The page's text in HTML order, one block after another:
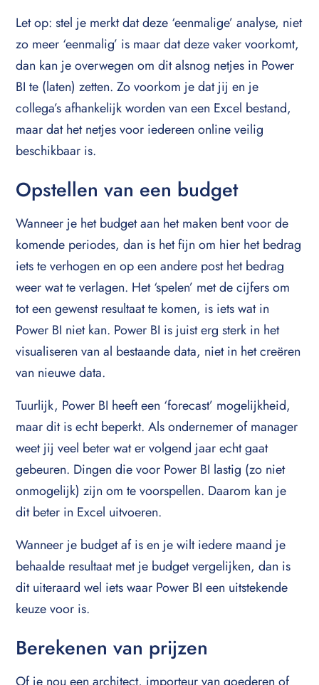
Let op: stel je merkt dat deze ‘eenmalige’ analyse, niet
zo meer ‘eenmalig’ is maar dat deze vaker voorkomt,
dan kan je overwegen om dit alsnog netjes in Power
BI te (laten) zetten. Zo voorkom je dat jij en je
collega’s afhankelijk worden van een Excel bestand,
maar dat het netjes voor iedereen online veilig
beschikbaar is.
Opstellen van een budget
Wanneer je het budget aan het maken bent voor de
komende periodes, dan is het fijn om hier het bedrag
iets te verhogen en op een andere post het bedrag
weer wat te verlagen. Het ‘spelen’ met de cijfers om
tot een gewenst resultaat te komen, is iets wat in
Power BI niet kan. Power BI is juist erg sterk in het
visualiseren van al bestaande data, niet in het creëren
van nieuwe data.
Tuurlijk, Power BI heeft een ‘forecast’ mogelijkheid,
maar dit is echt beperkt. Als ondernemer of manager
weet jij veel beter wat er volgend jaar echt gaat
gebeuren. Dingen die voor Power BI lastig (zo niet
onmogelijk) zijn om te voorspellen. Daarom kan je
dit beter in Excel uitvoeren.
Wanneer je budget af is en je wilt iedere maand je
behaalde resultaat met je budget vergelijken, dan is
dit uiteraard wel iets waar Power BI een uitstekende
keuze voor is.
Berekenen van prijzen
Of je nou een architect, importeur van goederen of